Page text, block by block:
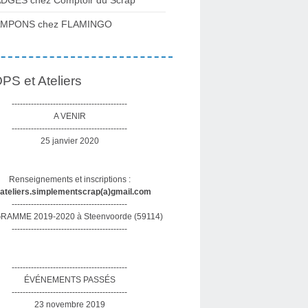
chez FLAMINGO
et Ateliers
------------------------------------------
A VENIR
------------------------------------------
25 janvier 2020
Renseignements et inscriptions :
------------------------------------------
2019-2020 à Steenvoorde (59114)
------------------------------------------
------------------------------------------
ÉVÉNEMENTS PASSÉS
------------------------------------------
23 novembre 2019